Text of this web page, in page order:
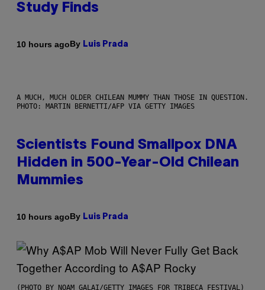
Study Finds
10 hours agoBy Luis Prada
A MUCH, MUCH OLDER CHILEAN MUMMY THAN THOSE IN QUESTION.
PHOTO: MARTIN BERNETTI/AFP VIA GETTY IMAGES
Scientists Found Smallpox DNA
Hidden in 500-Year-Old Chilean
Mummies
10 hours agoBy Luis Prada
(PHOTO BY NOAM GALAI/GETTY IMAGES FOR TRIBECA FESTIVAL)